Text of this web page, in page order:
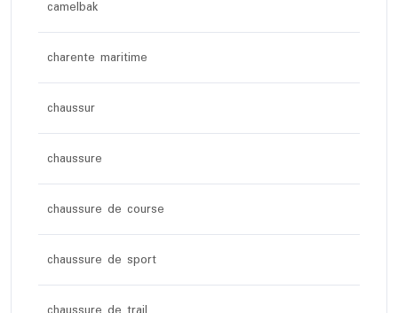
camelbak
charente maritime
chaussur
chaussure
chaussure de course
chaussure de sport